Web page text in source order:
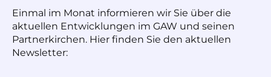
Einmal im Monat informieren wir Sie über die
aktuellen Entwicklungen im GAW und seinen
Partnerkirchen. Hier finden Sie den aktuellen
Newsletter: